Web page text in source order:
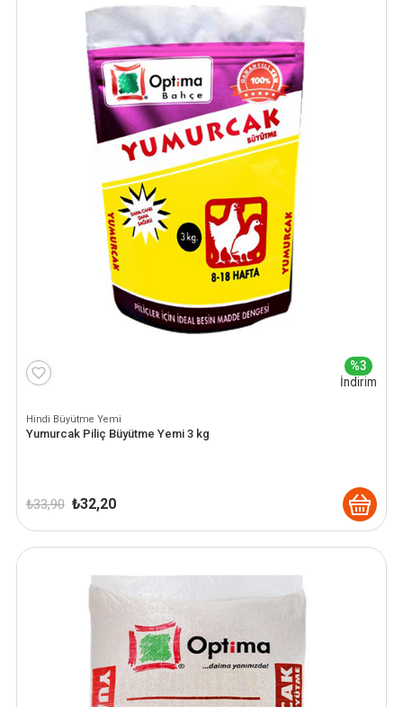
%3
İndirim
Hindi Büyütme Yemi
Yumurcak Piliç Büyütme Yemi 3 kg
₺33,90 Orijinal
₺ 33,90.
₺32,20Şu
fiyat:
₺ 32,20.